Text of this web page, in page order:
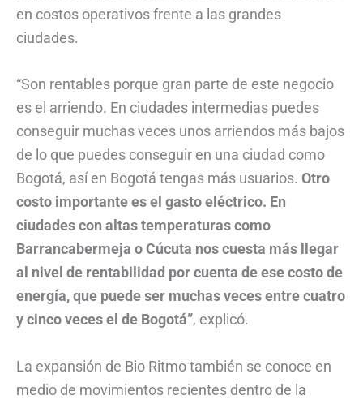
en costos operativos frente a las grandes
ciudades.
“Son rentables porque gran parte de este negocio
es el arriendo. En ciudades intermedias puedes
conseguir muchas veces unos arriendos más bajos
de lo que puedes conseguir en una ciudad como
Bogotá, así en Bogotá tengas más usuarios. Otro
costo importante es el gasto eléctrico. En
ciudades con altas temperaturas como
Barrancabermeja o Cúcuta nos cuesta más llegar
al nivel de rentabilidad por cuenta de ese costo de
energía, que puede ser muchas veces entre cuatro
y cinco veces el de Bogotá”, explicó.
La expansión de Bio Ritmo también se conoce en
medio de movimientos recientes dentro de la